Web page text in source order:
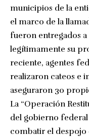
municipios de la
el marco de la
fueron entregados
legítimamente su
reciente, agentes
realizaron cateos e
aseguraron 30
La “Operación
del gobierno
combatir el despojo